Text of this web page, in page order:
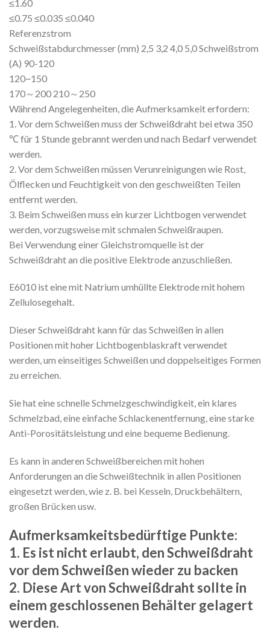
≤1.60
≤0.75 ≤0.035 ≤0.040
Referenzstrom
Schweißstabdurchmesser (mm) 2,5 3,2 4,0 5,0 Schweißstrom
(A) 90-120
120~150
170～200 210～250
Während Angelegenheiten, die Aufmerksamkeit erfordern:
1. Vor dem Schweißen muss der Schweißdraht bei etwa 350
℃ für 1 Stunde gebrannt werden und nach Bedarf verwendet
werden.
2. Vor dem Schweißen müssen Verunreinigungen wie Rost,
Ölflecken und Feuchtigkeit von den geschweißten Teilen
entfernt werden.
3. Beim Schweißen muss ein kurzer Lichtbogen verwendet
werden, vorzugsweise mit schmalen Schweißraupen.
Bei Verwendung einer Gleichstromquelle ist der
Schweißdraht an die positive Elektrode anzuschließen.
E6010 ist eine mit Natrium umhüllte Elektrode mit hohem
Zellulosegehalt.
Dieser Schweißdraht kann für das Schweißen in allen
Positionen mit hoher Lichtbogenblaskraft verwendet
werden, um einseitiges Schweißen und doppelseitiges Formen
zu erreichen.
Sie hat eine schnelle Schmelzgeschwindigkeit, ein klares
Schmelzbad, eine einfache Schlackenentfernung, eine starke
Anti-Porositätsleistung und eine bequeme Bedienung.
Es kann in anderen Schweißbereichen mit hohen
Anforderungen an die Schweißtechnik in allen Positionen
eingesetzt werden, wie z. B. bei Kesseln, Druckbehältern,
großen Brücken usw.
Aufmerksamkeitsbedürftige Punkte:
1. Es ist nicht erlaubt, den Schweißdraht
vor dem Schweißen wieder zu backen
2. Diese Art von Schweißdraht sollte in
einem geschlossenen Behälter gelagert
werden.